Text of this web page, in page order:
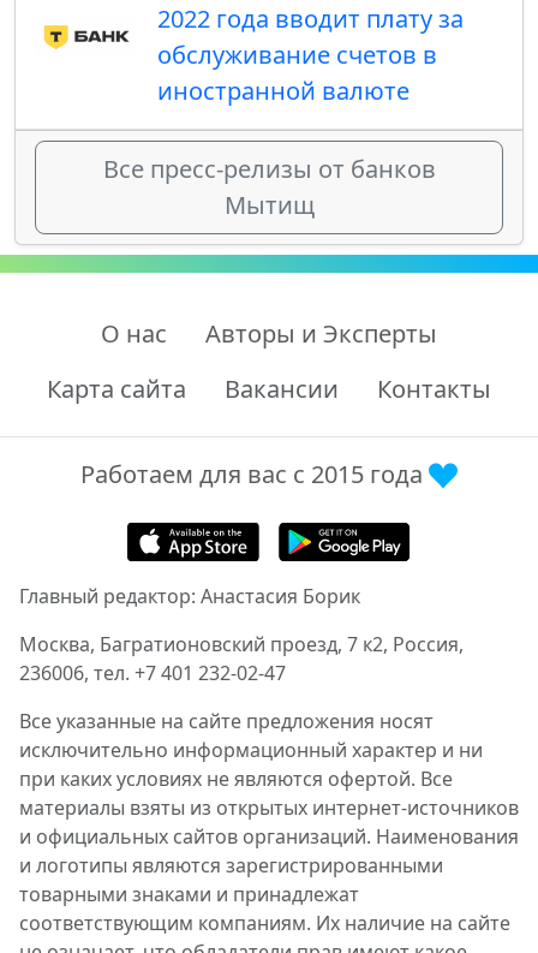
2022 года вводит плату за
обслуживание счетов в
иностранной валюте
Все пресс-релизы от банков
Мытищ
О нас
Авторы и Эксперты
Карта сайта
Вакансии Контакты
Работаем для вас с 2015 года
Главный редактор: Анастасия Борик
Москва, Багратионовский проезд, 7 к2, Россия,
236006, тел. +7 401 232-02-47
Все указанные на сайте предложения носят
исключительно информационный характер и ни
при каких условиях не являются офертой. Все
материалы взяты из открытых интернет-источников
и официальных сайтов организаций. Наименования
и логотипы являются зарегистрированными
товарными знаками и принадлежат
соответствующим компаниям. Их наличие на сайте